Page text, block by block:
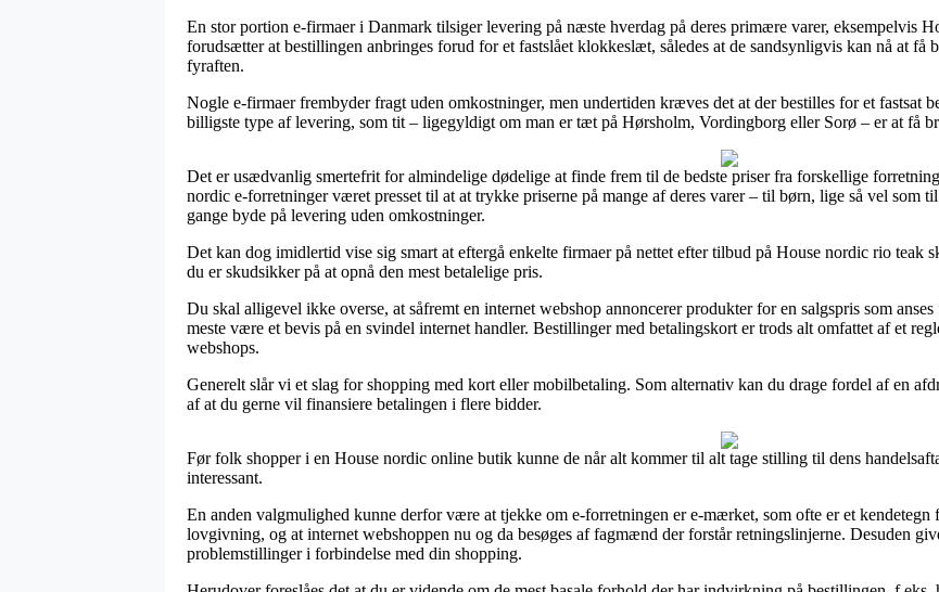
En stor portion e-firmaer i Danmark tilsiger levering på næste hverdag på deres primære varer, eksempelvis
forudsætter at bestillingen anbringes forud for et fastslået klokkeslæt, således at de sandsynligvis kan nå at få
fyraften.
Nogle e-firmaer frembyder fragt uden omkostninger, men undertiden kræves det at der bestilles for et fastsat
billigste type af levering, som tit – ligegyldigt om man er tæt på Hørsholm, Vordingborg eller Sorø – er at få
Det er usædvanlig smertefrit for almindelige dødelige at finde frem til de bedste priser fra forskellige
nordic e-forretninger været presset til at at trykke priserne på mange af deres varer – til børn, lige så vel som
gange byde på levering uden omkostninger.
Det kan dog imidlertid vise sig smart at eftergå enkelte firmaer på nettet efter tilbud på House nordic rio teak
du er skudsikker på at opnå den mest betalelige pris.
Du skal alligevel ikke overse, at såfremt en internet webshop annoncerer produkter for en salgspris som
meste være et bevis på en svindel internet handler. Bestillinger med betalingskort er trods alt omfattet af et
webshops.
Generelt slår vi et slag for shopping med kort eller mobilbetaling. Som alternativ kan du drage fordel af en
af at du gerne vil finansiere betalingen i flere bidder.
Før folk shopper i en House nordic online butik kunne de når alt kommer til alt tage stilling til dens
interessant.
En anden valgmulighed kunne derfor være at tjekke om e-forretningen er e-mærket, som ofte er et
lovgivning, og at internet webshoppen nu og da besøges af fagmænd der forstår retningslinjerne. Desuden
problemstillinger i forbindelse med din shopping.